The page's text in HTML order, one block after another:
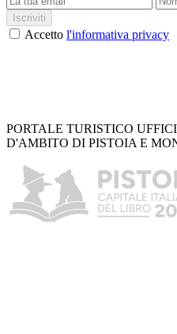
Iscriviti
Accetto l'informativa privacy
PORTALE TURISTICO
D'AMBITO DI PISTOIA E